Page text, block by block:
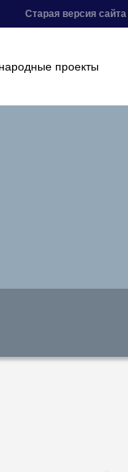
Старая версия сайта
проекты